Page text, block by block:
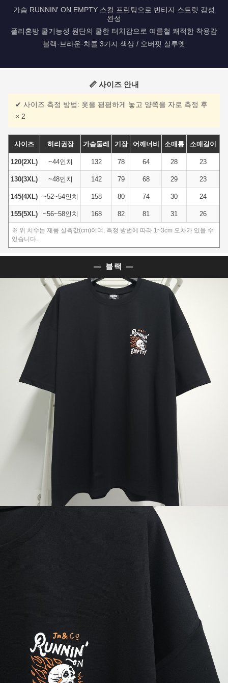
가슴 RUNNIN' ON EMPTY 스컬 프린팅으로 빈티지 스트릿 감성
완성
폴리혼방 쿨기능성 원단의 쿨한 터치감으로 여름철 쾌적한 착용감
블랙·브라운·차콜 3가지 색상 / 오버핏 실루엣
📏 사이즈 안내
✔ 사이즈 측정 방법: 옷을 평평하게 놓고 양쪽을 자로 측정 후
× 2
사이즈 허리권장 가슴둘레 기장 어깨너비 소매통 소매길이
120(2XL) ~44인치 132 78 64 28 23
130(3XL) ~48인치 142 79 68 29 23
145(4XL) ~52~54인치 158 80 74 30 24
155(5XL) ~56~58인치 168 82 81 31 26
※ 위 치수는 제품 실측값(cm)이며, 측정 방법에 따라 1~3cm 오차가 있을 수
있습니다.
— 블랙 —